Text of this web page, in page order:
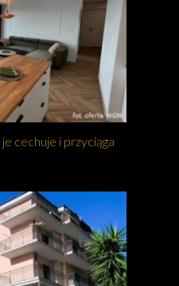
cechuje i przyciąga